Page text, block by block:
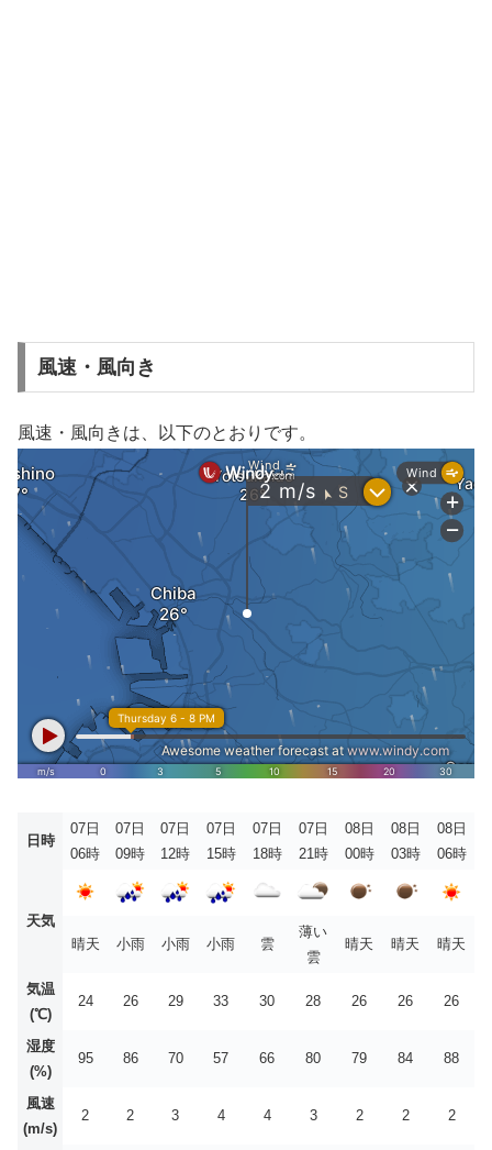
風速・風向き
風速・風向きは、以下のとおりです。
日時
07日
06時
07日
09時
07日
12時
07日
15時
07日
18時
07日
21時
08日
00時
08日
03時
08日
06時
天気
晴天
小雨 小雨 小雨 雲
薄い
雲
晴天 晴天 晴天
気温
(℃)
24 26 29 33 30 28 26 26 26
湿度
(%)
95 86 70 57 66 80 79 84 88
風速
(m/s)
2 2 3 4 4 3 2 2 2